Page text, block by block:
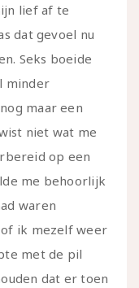
lief af te
dat gevoel nu
Seks boeide
minder
maar een
niet wat me
op een
me behoorlijk
waren
ik mezelf weer
met de pil
dat er toen